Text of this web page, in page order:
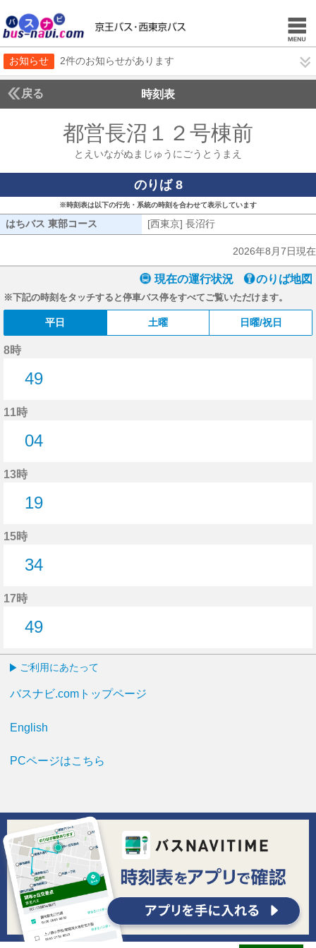
お知らせ 2件のお知らせがあります
戻る 時刻表
都営長沼１２号棟前
とえいながぬまじゅうにごうとうまえ
のりば 8
※時刻表は以下の行先・系統の時刻を合わせて表示しています
はちバス 東部コース はちバス 東部コース
[西東京] 長沼行
2026年8月7日現在
現在の運行状況 のりば地図
※下記の時刻をタッチすると停車バス停をすべてご覧いただけます。
平日 土曜 日曜/祝日
8時
49
11時
04
13時
19
15時
34
17時
49
ご利用にあたって
バスナビ.comトップページ
English
PCページはこちら